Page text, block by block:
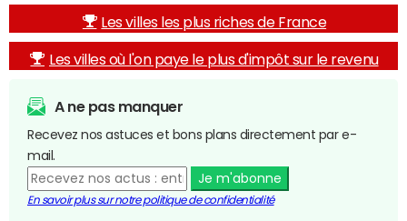
Les villes les plus riches de France
Les villes où l'on paye le plus d'impôt sur le revenu
A ne pas manquer
Recevez nos astuces et bons plans directement par e-
mail.
Je m'abonne
En savoir plus sur notre politique de confidentialité